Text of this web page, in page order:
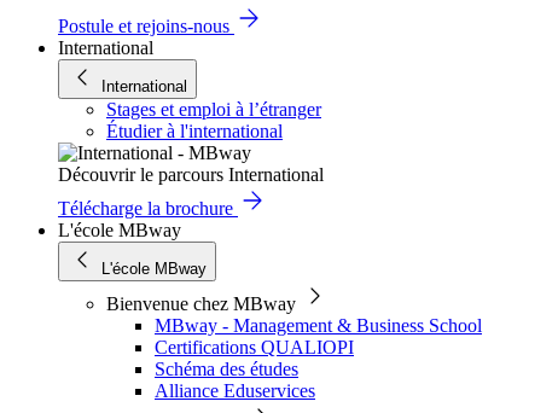
Postule et rejoins-nous
International
International
Stages et emploi à l’étranger
Étudier à l'international
Découvrir le parcours International
Télécharge la brochure
L'école MBway
L'école MBway
Bienvenue chez MBway
MBway - Management & Business School
Certifications QUALIOPI
Schéma des études
Alliance Eduservices